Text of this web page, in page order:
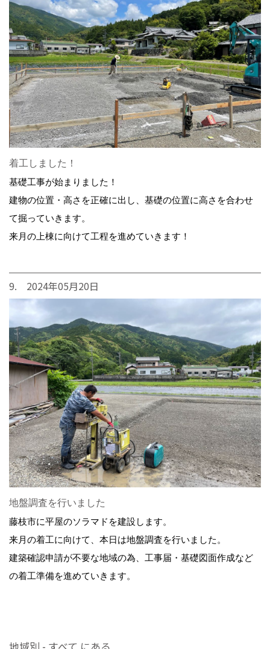
着工しました！
基礎工事が始まりました！
建物の位置・高さを正確に出し、基礎の位置に高さを合わせ
て掘っていきます。
来月の上棟に向けて工程を進めていきます！
9. 2024年05月20日
地盤調査を行いました
藤枝市に平屋のソラマドを建設します。
来月の着工に向けて、本日は地盤調査を行いました。
建築確認申請が不要な地域の為、工事届・基礎図面作成など
の着工準備を進めていきます。